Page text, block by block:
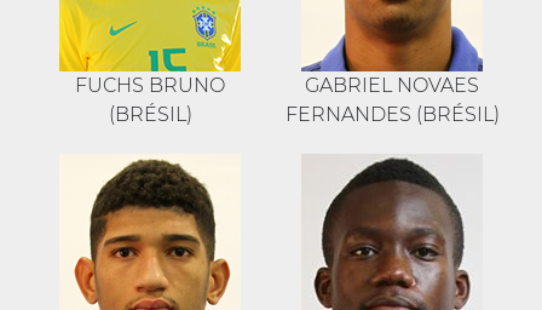
FUCHS BRUNO
(BRÉSIL)
GABRIEL NOVAES
FERNANDES (BRÉSIL)